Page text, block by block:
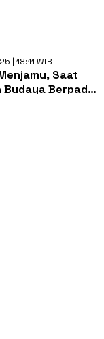
| 18:11 WIB
Saat
Budaya Berpadu